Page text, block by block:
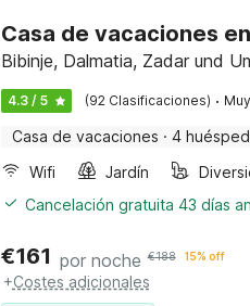
Casa de vacaciones
Bibinje, Dalmatia, Zadar und
4.3 / 5 (92 Clasificaciones) ·
Casa de vacaciones · 4
Wifi
Jardín
Cancelación gratuita 43 días
€161 por noche €188 15% off
+Costes adicionales